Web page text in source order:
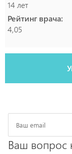
14 лет
Рейтинг врача:
4,05
Ваш вопрос